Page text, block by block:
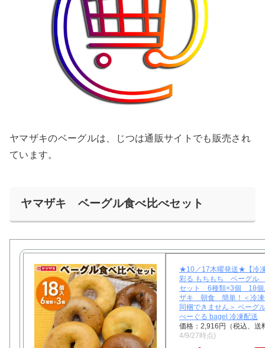
ヤマザキのベーグルは、じつは通販サイトでも販売され
ています。
ヤマザキ ベーグル食べ比べセット
★10／17木曜発送★【冷
彩る もちもち ベーグル
セット 6種類×3個 18
ザキ 朝食 簡単！＜冷凍
同梱できません＞ ベーグ
べーぐる bagel 冷凍配送
価格：2,916円（税込、送
4/9/27時点)